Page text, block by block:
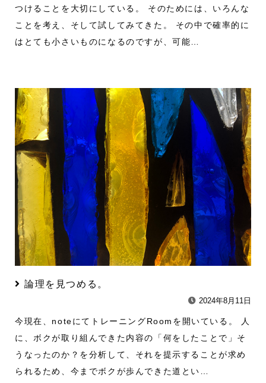
つけることを大切にしている。 そのためには、いろんな
ことを考え、そして試してみてきた。 その中で確率的に
はとても小さいものになるのですが、可能…
論理を見つめる。
2024年8月11日
今現在、noteにてトレーニングRoomを開いている。 人
に、ボクが取り組んできた内容の「何をしたことで」そ
うなったのか？を分析して、それを提示することが求め
られるため、今までボクが歩んできた道とい…